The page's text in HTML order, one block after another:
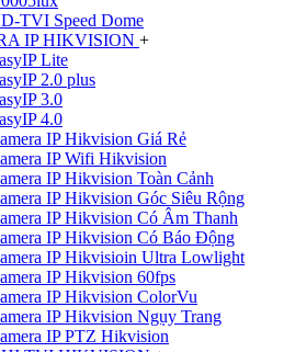
TVI Speed Dome
IP HIKVISION +
Lite
2.0 plus
3.0
4.0
IP Hikvision Giá Rẻ
IP Wifi Hikvision
IP Hikvision Toàn Cảnh
IP Hikvision Góc Siêu Rộng
IP Hikvision Có Âm Thanh
IP Hikvision Có Báo Động
IP Hikvisioin Ultra Lowlight
IP Hikvision 60fps
IP Hikvision ColorVu
IP Hikvision Ngụy Trang
IP PTZ Hikvision